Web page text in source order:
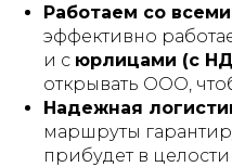
Работаем со
эффективно
и с юрлицами (с
открывать ООО,
Надежная
маршруты
прибудет в